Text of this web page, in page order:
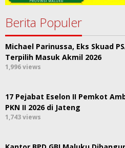
Berita Populer
Michael Parinussa, Eks Skuad
Terpilih Masuk Akmil 2026
1,996 views
17 Pejabat Eselon II Pemkot
PKN II 2026 di Jateng
1,743 views